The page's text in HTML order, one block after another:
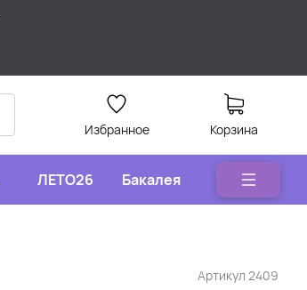
Избранное Корзина
ЛЕТО26 Бакалея
Артикул 2409